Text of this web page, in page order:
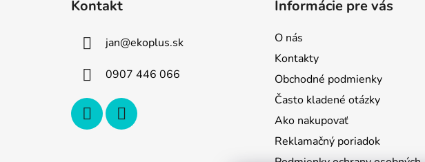
Kontakt
jan@ekoplus.sk
0907 446 066
Informácie pre vás
O nás
Kontakty
Obchodné podmienky
Často kladené otázky
Ako nakupovať
Reklamačný poriadok